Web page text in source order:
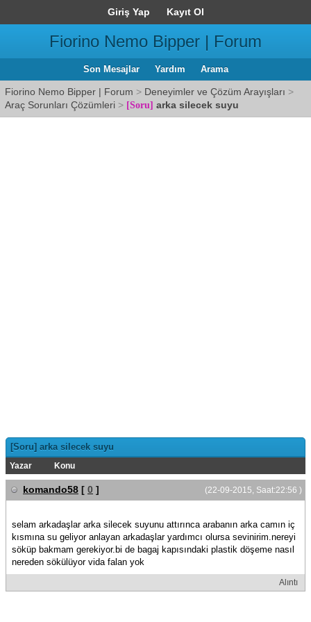
Giriş Yap Kayıt Ol
Fiorino Nemo Bipper | Forum
Son Mesajlar Yardım Arama
Fiorino Nemo Bipper | Forum > Deneyimler ve Çözüm Arayışları >
Araç Sorunları Çözümleri > [Soru] arka silecek suyu
[Soru] arka silecek suyu
Yazar Konu
(22-09-2015, Saat:22:56 )
komando58 [ 0 ]
selam arkadaşlar arka silecek suyunu attırınca arabanın arka camın iç
kısmına su geliyor anlayan arkadaşlar yardımcı olursa sevinirim.nereyi
söküp bakmam gerekiyor.bi de bagaj kapısındaki plastik döşeme nasıl
nereden sökülüyor vida falan yok
Alıntı